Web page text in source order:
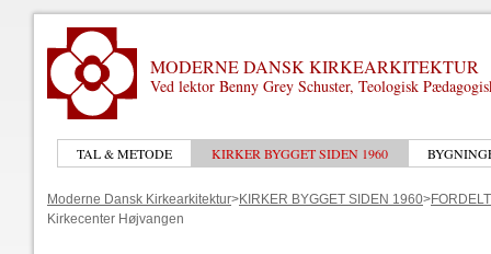
MODERNE DANSK KIRKEARKITEKTUR
Ved lektor Benny Grey Schuster, Teologisk
TAL & METODE KIRKER BYGGET SIDEN 1960
Moderne Dansk Kirkearkitektur>KIRKER BYGGET SIDEN 1960>
Kirkecenter Højvangen